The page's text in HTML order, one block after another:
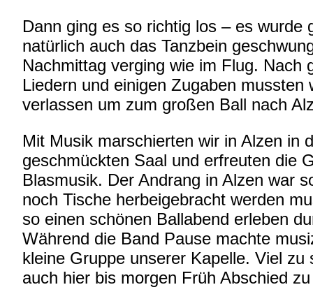
Dann ging es so richtig los – es wurde
natürlich auch das Tanzbein
Nachmittag verging wie im Flug. Nach
Liedern und einigen Zugaben mussten
verlassen um zum großen Ball nach
Mit Musik marschierten wir in Alzen in
geschmückten Saal und erfreuten die
Blasmusik. Der Andrang in Alzen war
noch Tische herbeigebracht werden
so einen schönen Ballabend erleben
Während die Band Pause machte
kleine Gruppe unserer Kapelle. Viel zu
auch hier bis morgen Früh Abschied